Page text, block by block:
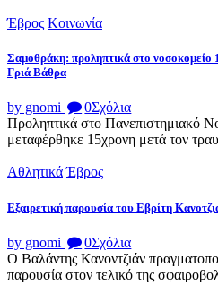
Έβρος Κοινωνία
Σαμοθράκη: προληπτικά στο νοσοκομείο
Γριά Βάθρα
by gnomi 0Σχόλια
Προληπτικά στο Πανεπιστημιακό
μεταφέρθηκε 15χρονη μετά τον
Αθλητικά Έβρος
Εξαιρετική παρουσία του Εβρίτη
by gnomi 0Σχόλια
Ο Βαλάντης Κανοντζιάν
παρουσία στον τελικό της